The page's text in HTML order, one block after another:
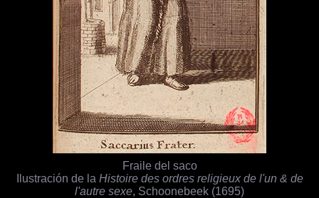
Fraile del saco
Ilustración de la Histoire des ordres religieux de l'un & de
l'autre sexe, Schoonebeek (1695)